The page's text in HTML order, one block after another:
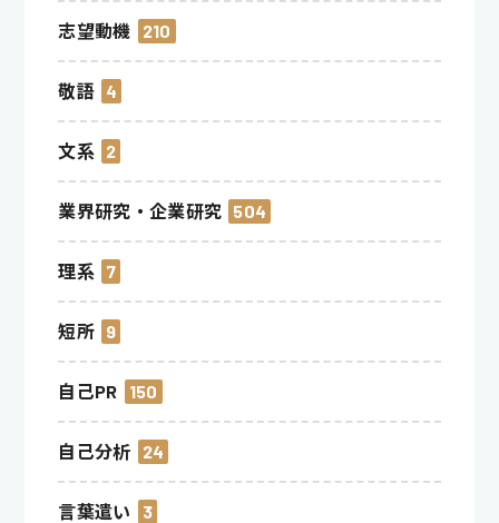
志望動機 210
敬語 4
文系 2
業界研究・企業研究 504
理系 7
短所 9
自己PR 150
自己分析 24
言葉遣い 3